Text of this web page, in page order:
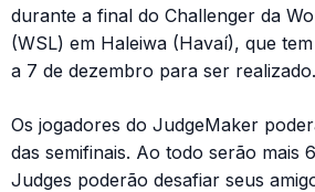
durante a final do Challenger da
(WSL) em Haleiwa (Havaí), que
a 7 de dezembro para ser realizado.
Os jogadores do JudgeMaker
das semifinais. Ao todo serão mais
Judges poderão desafiar seus